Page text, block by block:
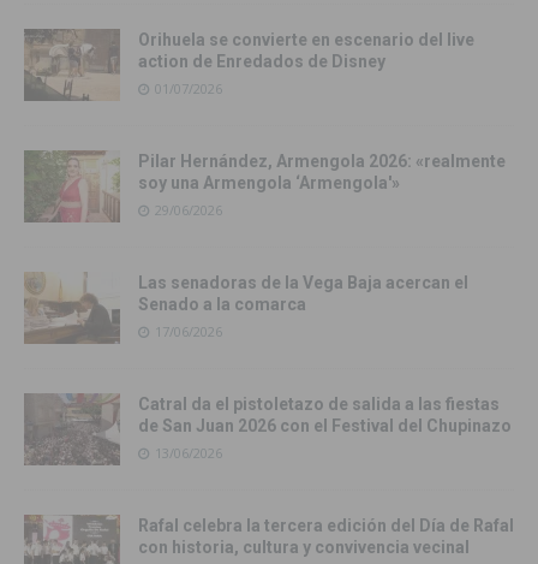
Orihuela se convierte en escenario del live
action de Enredados de Disney
01/07/2026
Pilar Hernández, Armengola 2026: «realmente
soy una Armengola ‘Armengola'»
29/06/2026
Las senadoras de la Vega Baja acercan el
Senado a la comarca
17/06/2026
Catral da el pistoletazo de salida a las fiestas
de San Juan 2026 con el Festival del Chupinazo
13/06/2026
Rafal celebra la tercera edición del Día de Rafal
con historia, cultura y convivencia vecinal